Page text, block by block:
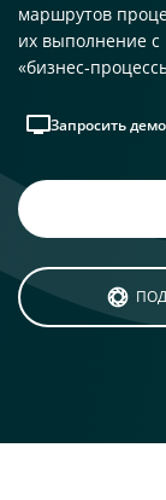
маршрутов
их выполнение
Запросить